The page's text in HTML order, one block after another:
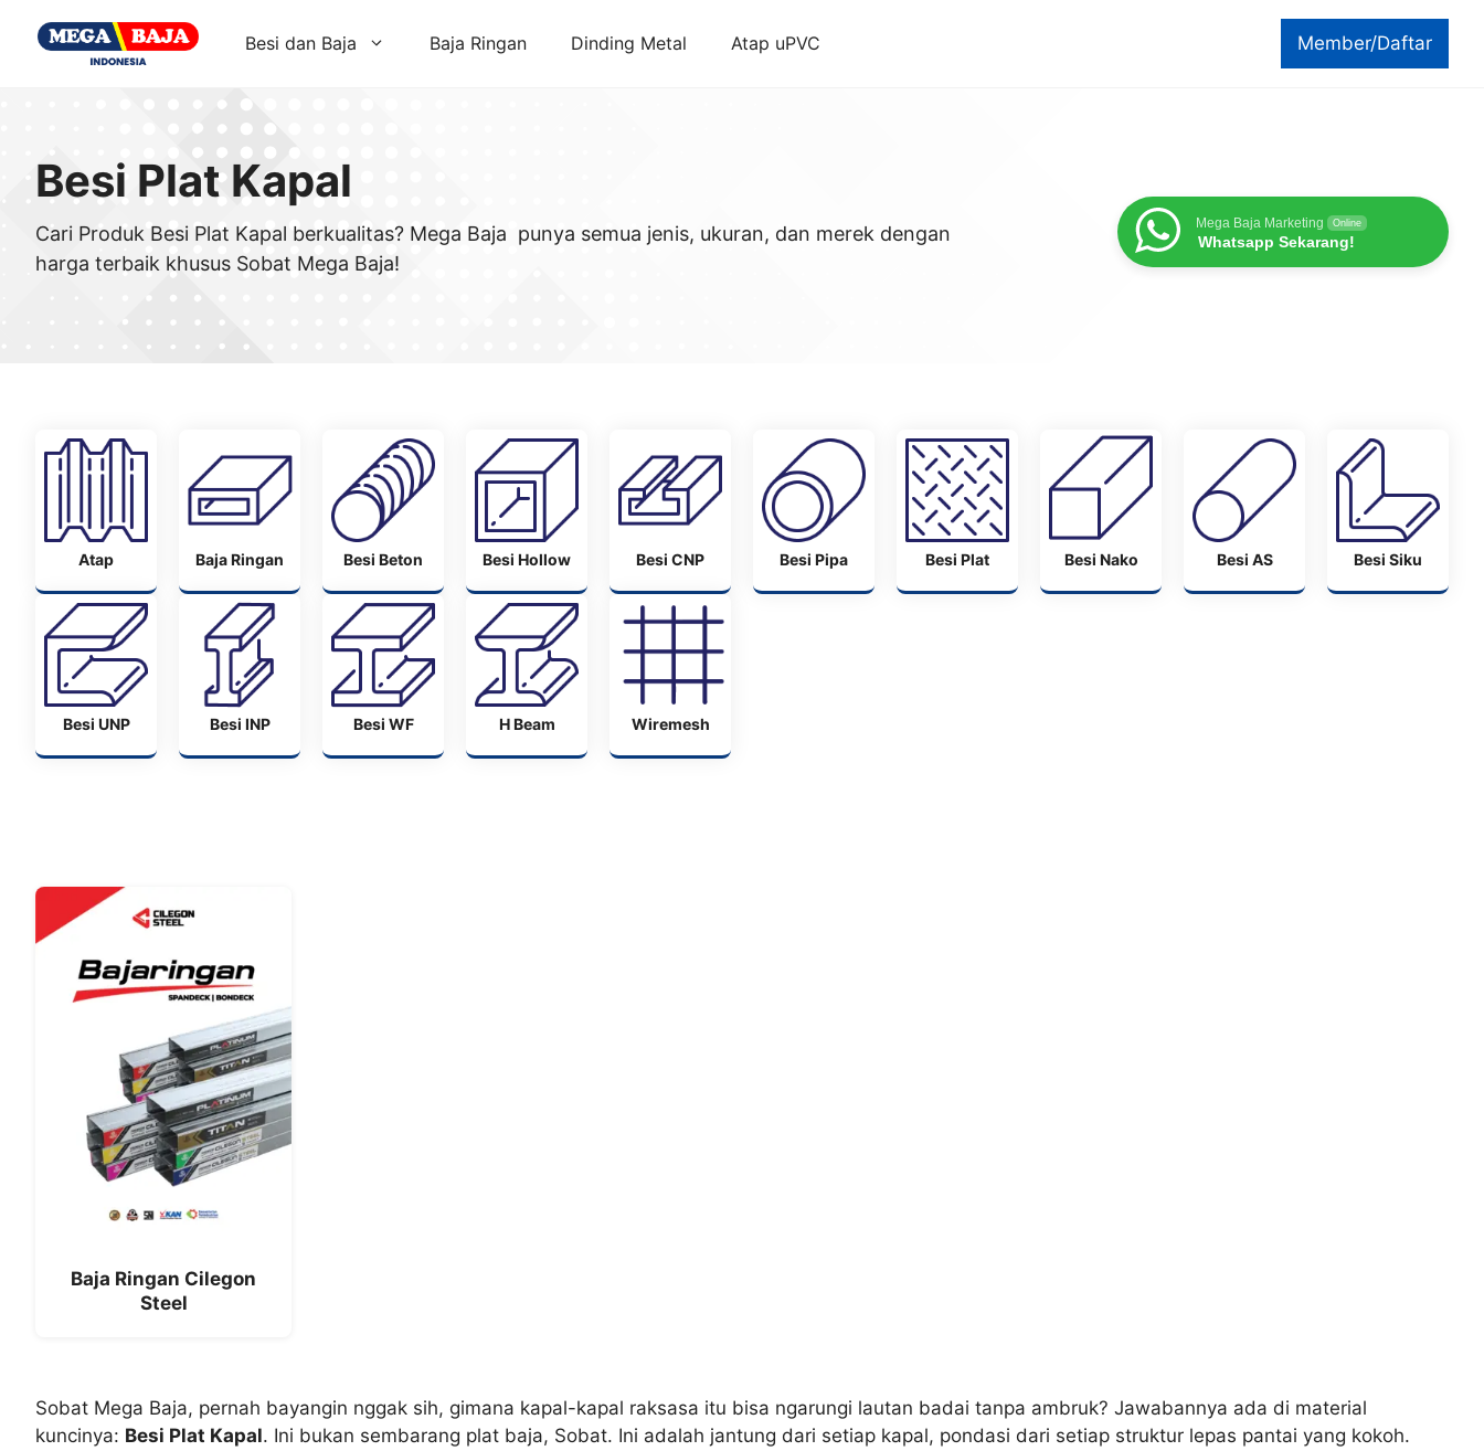
Member/Daftar
Besi dan Baja Baja Ringan Dinding Metal Atap uPVC
Besi Plat Kapal
Cari Produk Besi Plat Kapal berkualitas? Mega Baja punya semua jenis, ukuran, dan merek dengan
harga terbaik khusus Sobat Mega Baja!
Mega Baja Marketing Online
Whatsapp Sekarang!
Atap Baja Ringan Besi Beton Besi Hollow Besi CNP Besi Pipa Besi Plat Besi Nako Besi AS Besi Siku
Besi UNP Besi INP Besi WF H Beam Wiremesh
Baja Ringan Cilegon
Steel
Sobat Mega Baja, pernah bayangin nggak sih, gimana kapal-kapal raksasa itu bisa ngarungi lautan badai tanpa ambruk? Jawabannya ada di material
kuncinya: Besi Plat Kapal. Ini bukan sembarang plat baja, Sobat. Ini adalah jantung dari setiap kapal, pondasi dari setiap struktur lepas pantai yang kokoh.